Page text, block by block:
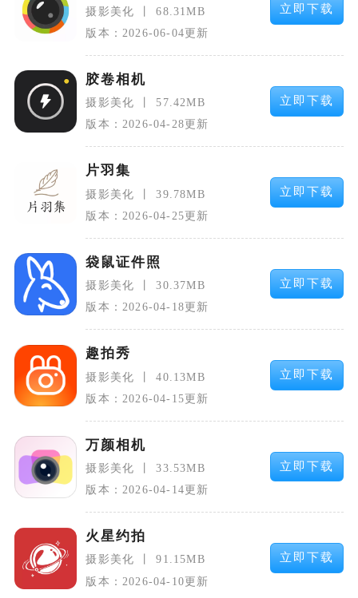
摄影美化
68.31MB
版本：2026-06-04更新
立即下载
胶卷相机
摄影美化
57.42MB
版本：2026-04-28更新
立即下载
片羽集
摄影美化
39.78MB
版本：2026-04-25更新
立即下载
袋鼠证件照
摄影美化
30.37MB
版本：2026-04-18更新
立即下载
趣拍秀
摄影美化
40.13MB
版本：2026-04-15更新
立即下载
万颜相机
摄影美化
33.53MB
版本：2026-04-14更新
立即下载
火星约拍
摄影美化
91.15MB
版本：2026-04-10更新
立即下载